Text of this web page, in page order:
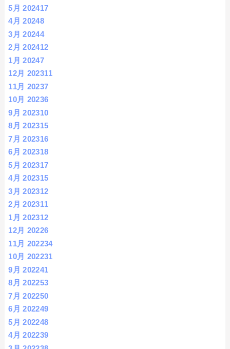
5月 202417
4月 20248
3月 20244
2月 202412
1月 20247
12月 202311
11月 20237
10月 20236
9月 202310
8月 202315
7月 202316
6月 202318
5月 202317
4月 202315
3月 202312
2月 202311
1月 202312
12月 20226
11月 202234
10月 202231
9月 202241
8月 202253
7月 202250
6月 202249
5月 202248
4月 202239